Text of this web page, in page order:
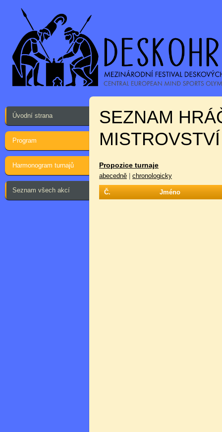
Úvodní strana
Program
Harmonogram turnajů
Seznam všech akcí
SEZNAM
Propozice turnaje
abecedně chronologicky
Č. Jméno